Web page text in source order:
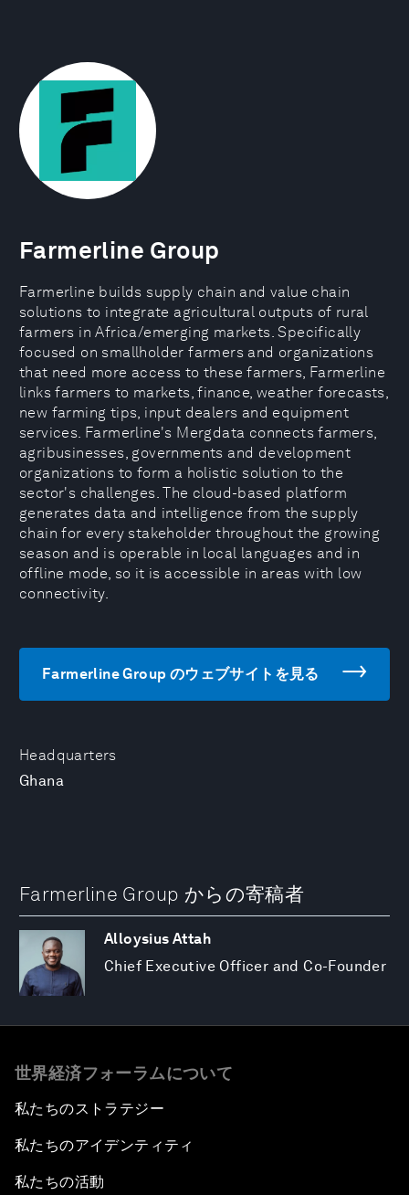
Headquarters
Ghana
Farmerline Group
Farmerline builds supply chain and value chain
solutions to integrate agricultural outputs of rural
farmers in Africa/emerging markets. Specifically
focused on smallholder farmers and organizations
that need more access to these farmers, Farmerline
links farmers to markets, finance, weather forecasts,
new farming tips, input dealers and equipment
services. Farmerline's Mergdata connects farmers,
agribusinesses, governments and development
organizations to form a holistic solution to the
sector's challenges. The cloud-based platform
generates data and intelligence from the supply
chain for every stakeholder throughout the growing
season and is operable in local languages and in
offline mode, so it is accessible in areas with low
connectivity.
Farmerline Group のウェブサイトを見る
Farmerline Group からの寄稿者
Alloysius Attah
Chief Executive Officer and Co-Founder
世界経済フォーラムについて
私たちのストラテジー
私たちのアイデンティティ
私たちの活動